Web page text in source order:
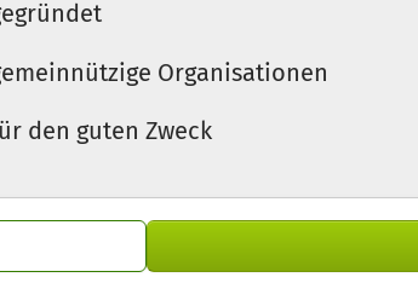
Organisationen
den guten Zweck